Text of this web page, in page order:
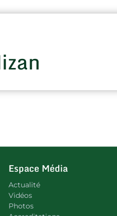
Espace Média
Actualité
Vidéos
Photos